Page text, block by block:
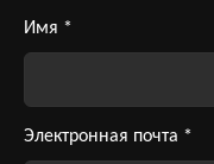
Имя *
Электронная почта *